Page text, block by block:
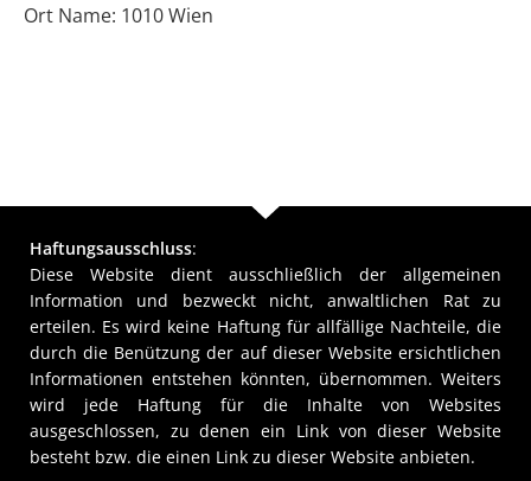
Ort Name: 1010 Wien
Haftungsausschluss:
Diese Website dient ausschließlich der allgemeinen
Information und bezweckt nicht, anwaltlichen Rat zu
erteilen. Es wird keine Haftung für allfällige Nachteile, die
durch die Benützung der auf dieser Website ersichtlichen
Informationen entstehen könnten, übernommen. Weiters
wird jede Haftung für die Inhalte von Websites
ausgeschlossen, zu denen ein Link von dieser Website
besteht bzw. die einen Link zu dieser Website anbieten.